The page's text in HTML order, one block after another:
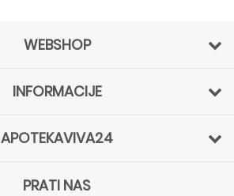
WEBSHOP
INFORMACIJE
APOTEKAVIVA24
PRATI NAS